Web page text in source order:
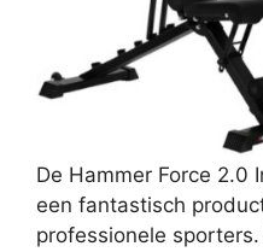
De Hammer Force 2.0
een fantastisch
professionele